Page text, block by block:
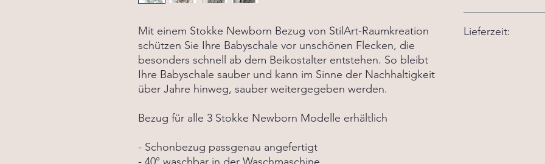
Mit einem Stokke Newborn Bezug von StilArt-Raumkreation
schützen Sie Ihre Babyschale vor unschönen Flecken, die
besonders schnell ab dem Beikostalter entstehen. So bleibt
Ihre Babyschale sauber und kann im Sinne der Nachhaltigkeit
über Jahre hinweg, sauber weitergegeben werden.
Bezug für alle 3 Stokke Newborn Modelle erhältlich
- Schonbezug passgenau angefertigt
- 100% Bio
Lieferzeit: